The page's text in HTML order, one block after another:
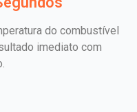
do combustível
imediato com